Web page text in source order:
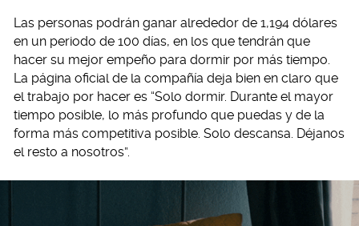
Las personas podrán ganar alrededor de 1,194 dólares
en un periodo de 100 días, en los que tendrán que
hacer su mejor empeño para dormir por más tiempo.
La página oficial de la compañía deja bien en claro que
el trabajo por hacer es “Solo dormir. Durante el mayor
tiempo posible, lo más profundo que puedas y de la
forma más competitiva posible. Solo descansa. Déjanos
el resto a nosotros”.